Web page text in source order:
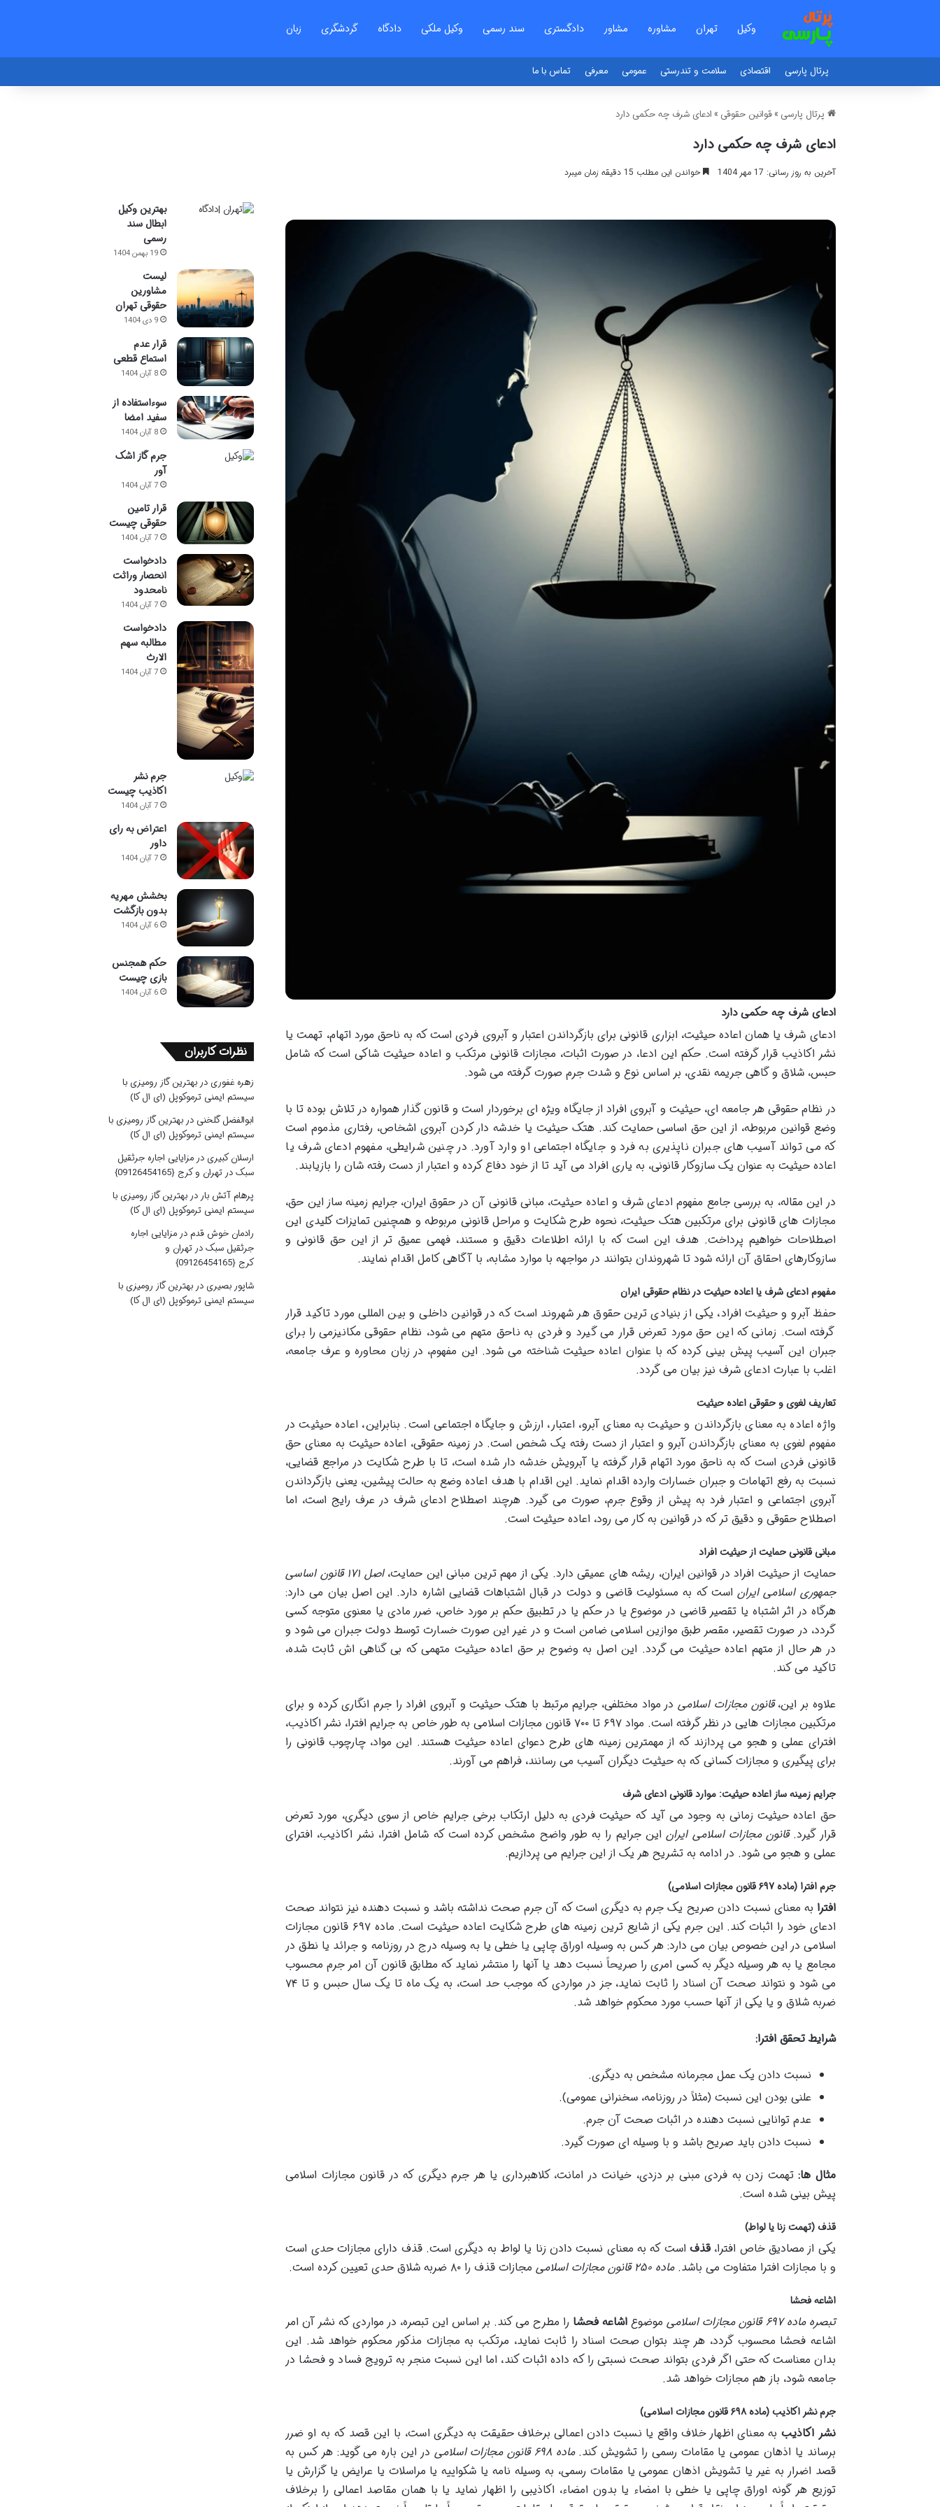
وکیل تهران مشاوره مشاور دادگستری سند رسمی وکیل ملکی دادگاه گردشگری زبان
پرتال پارسی اقتصادی سلامت و تندرستی عمومی معرفی تماس با ما
پرتال پارسی » قوانین حقوقی » ادعای شرف چه حکمی دارد
ادعای شرف چه حکمی دارد
آخرین به روز رسانی: 17 مهر 1404 خواندن این مطلب 15 دقیقه زمان میبرد
ادعای شرف چه حکمی دارد
ادعای شرف یا همان اعاده حیثیت، ابزاری قانونی برای بازگرداندن اعتبار و آبروی فردی است که به ناحق مورد اتهام، تهمت یا
نشر اکاذیب قرار گرفته است. حکم این ادعا، در صورت اثبات، مجازات قانونی مرتکب و اعاده حیثیت شاکی است که شامل
حبس، شلاق و گاهی جریمه نقدی، بر اساس نوع و شدت جرم صورت گرفته می شود.
در نظام حقوقی هر جامعه ای، حیثیت و آبروی افراد از جایگاه ویژه ای برخوردار است و قانون گذار همواره در تلاش بوده تا با
وضع قوانین مربوطه، از این حق اساسی حمایت کند. هتک حیثیت یا خدشه دار کردن آبروی اشخاص، رفتاری مذموم است
که می تواند آسیب های جبران ناپذیری به فرد و جایگاه اجتماعی او وارد آورد. در چنین شرایطی، مفهوم ادعای شرف یا
اعاده حیثیت به عنوان یک سازوکار قانونی، به یاری افراد می آید تا از خود دفاع کرده و اعتبار از دست رفته شان را بازیابند.
در این مقاله، به بررسی جامع مفهوم ادعای شرف و اعاده حیثیت، مبانی قانونی آن در حقوق ایران، جرایم زمینه ساز این حق،
مجازات های قانونی برای مرتکبین هتک حیثیت، نحوه طرح شکایت و مراحل قانونی مربوطه و همچنین تمایزات کلیدی این
اصطلاحات خواهیم پرداخت. هدف این است که با ارائه اطلاعات دقیق و مستند، فهمی عمیق تر از این حق قانونی و
سازوکارهای احقاق آن ارائه شود تا شهروندان بتوانند در مواجهه با موارد مشابه، با آگاهی کامل اقدام نمایند.
مفهوم ادعای شرف یا اعاده حیثیت در نظام حقوقی ایران
حفظ آبرو و حیثیت افراد، یکی از بنیادی ترین حقوق هر شهروند است که در قوانین داخلی و بین المللی مورد تاکید قرار
گرفته است. زمانی که این حق مورد تعرض قرار می گیرد و فردی به ناحق متهم می شود، نظام حقوقی مکانیزمی را برای
جبران این آسیب پیش بینی کرده که با عنوان اعاده حیثیت شناخته می شود. این مفهوم، در زبان محاوره و عرف جامعه،
اغلب با عبارت ادعای شرف نیز بیان می گردد.
تعاریف لغوی و حقوقی اعاده حیثیت
واژه اعاده به معنای بازگرداندن و حیثیت به معنای آبرو، اعتبار، ارزش و جایگاه اجتماعی است. بنابراین، اعاده حیثیت در
مفهوم لغوی به معنای بازگرداندن آبرو و اعتبار از دست رفته یک شخص است. در زمینه حقوقی، اعاده حیثیت به معنای حق
قانونی فردی است که به ناحق مورد اتهام قرار گرفته یا آبرویش خدشه دار شده است، تا با طرح شکایت در مراجع قضایی،
نسبت به رفع اتهامات و جبران خسارات وارده اقدام نماید. این اقدام با هدف اعاده وضع به حالت پیشین، یعنی بازگرداندن
آبروی اجتماعی و اعتبار فرد به پیش از وقوع جرم، صورت می گیرد. هرچند اصطلاح ادعای شرف در عرف رایج است، اما
اصطلاح حقوقی و دقیق تر که در قوانین به کار می رود، اعاده حیثیت است.
مبانی قانونی حمایت از حیثیت افراد
حمایت از حیثیت افراد در قوانین ایران، ریشه های عمیقی دارد. یکی از مهم ترین مبانی این حمایت،
اصل ۱۷۱ قانون اساسی
جمهوری اسلامی ایراناست که به مسئولیت قاضی و دولت در قبال اشتباهات قضایی اشاره دارد. این اصل بیان می دارد:
هرگاه در اثر اشتباه یا تقصیر قاضی در موضوع یا در حکم یا در تطبیق حکم بر مورد خاص، ضرر مادی یا معنوی متوجه کسی
گردد، در صورت تقصیر، مقصر طبق موازین اسلامی ضامن است و در غیر این صورت خسارت توسط دولت جبران می شود و
در هر حال از متهم اعاده حیثیت می گردد. این اصل به وضوح بر حق اعاده حیثیت متهمی که بی گناهی اش ثابت شده،
تاکید می کند.
علاوه بر این،قانون مجازات اسلامیدر مواد مختلفی، جرایم مرتبط با هتک حیثیت و آبروی افراد را جرم انگاری کرده و برای
مرتکبین مجازات هایی در نظر گرفته است. مواد ۶۹۷ تا ۷۰۰ قانون مجازات اسلامی به طور خاص به جرایم افترا، نشر اکاذیب،
افترای عملی و هجو می پردازند که از مهمترین زمینه های طرح دعوای اعاده حیثیت هستند. این مواد، چارچوب قانونی را
برای پیگیری و مجازات کسانی که به حیثیت دیگران آسیب می رسانند، فراهم می آورند.
جرایم زمینه ساز اعاده حیثیت: موارد قانونی ادعای شرف
حق اعاده حیثیت زمانی به وجود می آید که حیثیت فردی به دلیل ارتکاب برخی جرایم خاص از سوی دیگری، مورد تعرض
قرار گیرد.قانون مجازات اسلامی ایراناین جرایم را به طور واضح مشخص کرده است که شامل افترا، نشر اکاذیب، افترای
عملی و هجو می شود. در ادامه به تشریح هر یک از این جرایم می پردازیم.
جرم افترا (ماده ۶۹۷ قانون مجازات اسلامی)
افترا به معنای نسبت دادن صریح یک جرم به دیگری است که آن جرم صحت نداشته باشد و نسبت دهنده نیز نتواند صحت
ادعای خود را اثبات کند. این جرم یکی از شایع ترین زمینه های طرح شکایت اعاده حیثیت است. ماده ۶۹۷ قانون مجازات
اسلامی در این خصوص بیان می دارد: هر کس به وسیله اوراق چاپی یا خطی یا به وسیله درج در روزنامه و جرائد یا نطق در
مجامع یا به هر وسیله دیگر به کسی امری را صریحاً نسبت دهد یا آنها را منتشر نماید که مطابق قانون آن امر جرم محسوب
می شود و نتواند صحت آن اسناد را ثابت نماید، جز در مواردی که موجب حد است، به یک ماه تا یک سال حبس و تا ۷۴
ضربه شلاق و یا یکی از آنها حسب مورد محکوم خواهد شد.
شرایط تحقق افترا:
نسبت دادن یک عمل مجرمانه مشخص به دیگری.
علنی بودن این نسبت (مثلاً در روزنامه، سخنرانی عمومی).
عدم توانایی نسبت دهنده در اثبات صحت آن جرم.
نسبت دادن باید صریح باشد و با وسیله ای صورت گیرد.
مثال ها:تهمت زدن به فردی مبنی بر دزدی، خیانت در امانت، کلاهبرداری یا هر جرم دیگری که در قانون مجازات اسلامی
پیش بینی شده است.
قذف (تهمت زنا یا لواط)
یکی از مصادیق خاص افترا،قذف است که به معنای نسبت دادن زنا یا لواط به دیگری است. قذف دارای مجازات حدی است
و با مجازات افترا متفاوت می باشد.ماده ۲۵۰ قانون مجازات اسلامی مجازات قذف را ۸۰ ضربه شلاق حدی تعیین کرده است.
اشاعه فحشا
تبصره ماده ۶۹۷ قانون مجازات اسلامی موضوع اشاعه فحشا را مطرح می کند. بر اساس این تبصره، در مواردی که نشر آن امر
اشاعه فحشا محسوب گردد، هر چند بتوان صحت اسناد را ثابت نماید، مرتکب به مجازات مذکور محکوم خواهد شد. این
بدان معناست که حتی اگر فردی بتواند صحت نسبتی را که داده اثبات کند، اما این نسبت منجر به ترویج فساد و فحشا در
جامعه شود، باز هم مجازات خواهد شد.
جرم نشر اکاذیب (ماده ۶۹۸ قانون مجازات اسلامی)
نشر اکاذیببه معنای اظهار خلاف واقع یا نسبت دادن اعمالی برخلاف حقیقت به دیگری است، با این قصد که به او ضرر
برساند یا اذهان عمومی یا مقامات رسمی را تشویش کند.ماده ۶۹۸ قانون مجازات اسلامی
در این باره می گوید: هر کس به
قصد اضرار به غیر یا تشویش اذهان عمومی یا مقامات رسمی، به وسیله نامه یا شکواییه یا مراسلات یا عرایض یا گزارش یا
توزیع هر گونه اوراق چاپی یا خطی با امضاء یا بدون امضاء، اکاذیبی را اظهار نماید یا با همان مقاصد اعمالی را برخلاف
بهترین وکیل
ابطال سند
رسمی
19 بهمن 1404
لیست
مشاورین
حقوقی تهران
9 دی 1404
قرار عدم
استماع قطعی
8 آبان 1404
سوءاستفاده از
سفید امضا
8 آبان 1404
جرم گاز اشک
آور
7 آبان 1404
قرار تامین
حقوقی چیست
7 آبان 1404
دادخواست
انحصار وراثت
نامحدود
7 آبان 1404
دادخواست
مطالبه سهم
الارث
7 آبان 1404
جرم نشر
اکاذیب چیست
7 آبان 1404
اعتراض به رای
داور
7 آبان 1404
بخشش مهریه
بدون بازگشت
6 آبان 1404
حکم همجنس
بازی چیست
6 آبان 1404
نظرات کاربران
زهره غفوریدر بهترین گاز رومیزی با
سیستم ایمنی ترموکوپل (ای ال کا)
ابوالفضل گلخنی در بهترین گاز رومیزی با
سیستم ایمنی ترموکوپل (ای ال کا)
ارسلان کبیریدر مزایایی اجاره جرثقیل
سبک در تهران و کرج {09126454165}
پرهام آتش بار در بهترین گاز رومیزی با
سیستم ایمنی ترموکوپل (ای ال کا)
رادمان خوش قدمدر مزایایی اجاره
جرثقیل سبک در تهران و
کرج {09126454165}
شاپور بصیریدر بهترین گاز رومیزی با
سیستم ایمنی ترموکوپل (ای ال کا)